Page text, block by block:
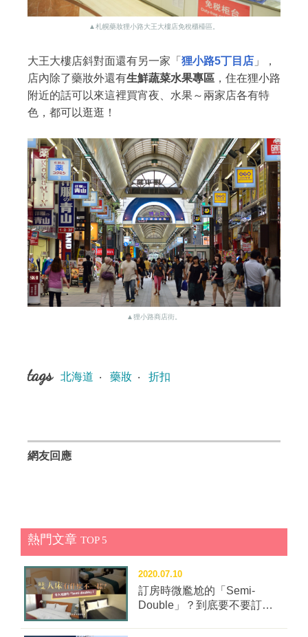
▲札幌藥妝狸小路大王大樓店免稅櫃檯區
大王大樓店斜對面還有另一家「 狸小路5丁目店 」，
店內除了藥妝外還有生鮮蔬菜水果專區 ，住在狸小路
附近的話可以來這裡買宵夜、水果～兩家店各有特
色，都可以逛逛！
▲狸小路商店街。
tags 北海道 ‧ 藥妝 ‧ 折扣
網友回應
熱門文章 TOP 5
2020.07.10
訂房時微尷尬的「Semi-
Double」？到底要不要訂這